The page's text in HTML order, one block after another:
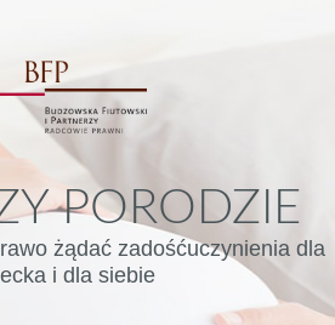
PORODZIE
żądać zadośćuczynienia dla
i dla siebie